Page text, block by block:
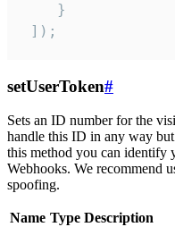
    }
]);
setUserToken#
Sets an ID number for the
handle this ID in any way
this method you can identify
Webhooks. We recommend
spoofing.
Name Type Description